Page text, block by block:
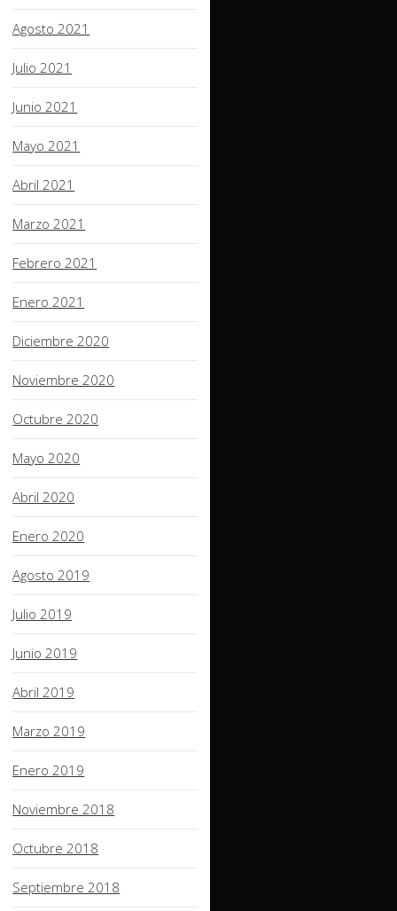
Agosto 2021
Julio 2021
Junio 2021
Mayo 2021
Abril 2021
Marzo 2021
Febrero 2021
Enero 2021
Diciembre 2020
Noviembre 2020
Octubre 2020
Mayo 2020
Abril 2020
Enero 2020
Agosto 2019
Julio 2019
Junio 2019
Abril 2019
Marzo 2019
Enero 2019
Noviembre 2018
Octubre 2018
Septiembre 2018